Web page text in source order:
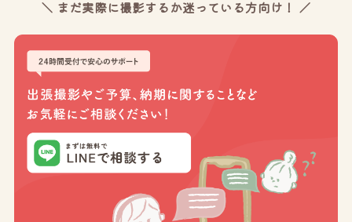
＼ まだ実際に撮影するか迷っている方向け！ ／